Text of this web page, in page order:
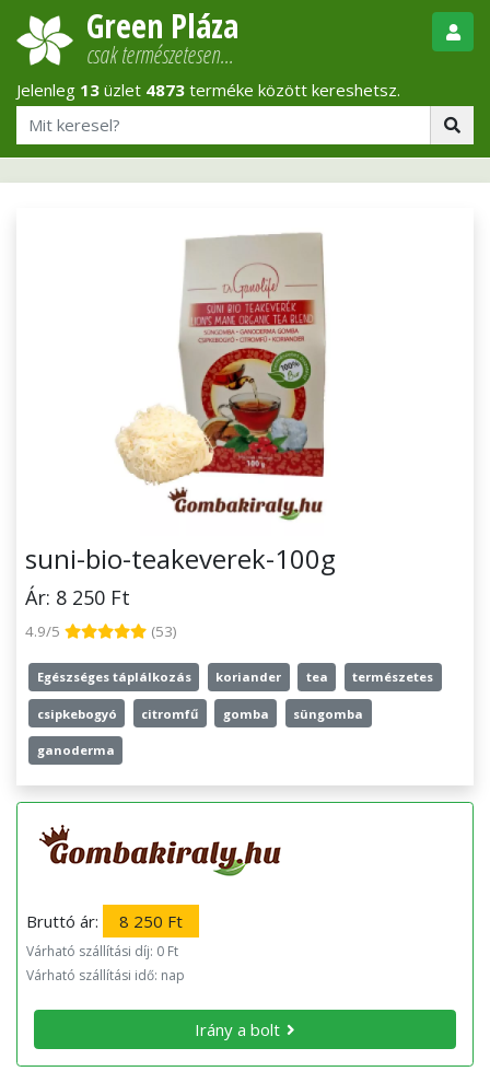
Green Pláza
csak természetesen…
Jelenleg 13 üzlet 4873 terméke között kereshetsz.
suni-bio-teakeverek-100g
Ár: 8 250 Ft
4.9/5 (53)
Egészséges táplálkozás koriander tea természetes
csipkebogyó citromfű gomba süngomba
ganoderma
Bruttó ár: 8 250 Ft
Várható szállítási díj: 0 Ft
Várható szállítási idő: nap
Irány a bolt